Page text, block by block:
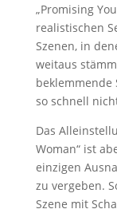
„Promising
realistischen
Szenen, in
weitaus
beklemmende
so schnell
Das
Woman“ ist
einzigen
zu vergeben.
Szene mit